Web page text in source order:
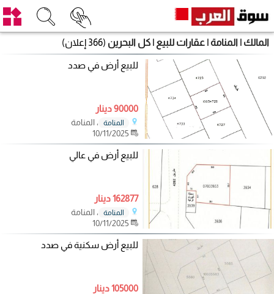
المالك | المنامة | عقارات للبيع | كل البحرين (366 إعلان)
للبيع أرض في صدد
90000 دينار
المنامة
، المنامة
للبيع أرض في عالي
162877 دينار
المنامة
، المنامة
للبيع أرض سكنية في صدد
105000 دينار